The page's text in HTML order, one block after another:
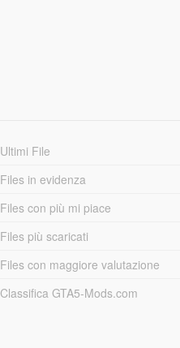
Ultimi File
Files in evidenza
Files con più mi piace
Files più scaricati
Files con maggiore valutazione
Classifica GTA5-Mods.com